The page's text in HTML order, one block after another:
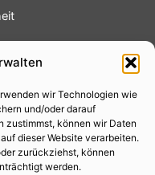
wir Technologien wie
und/oder darauf
zustimmst, können wir Daten
dieser Website verarbeiten.
zurückziehst, können
werden.